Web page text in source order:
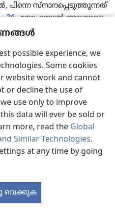
possible experience, we
Some cookies
website work and cannot
or decline the use of
use only to improve
data will ever be sold or
more, read the Global
Similar Technologies.
at any time by going
വെക്കുക
പിന്നെ സ്‌നാ​ന​പ്പെ​ടു​ത്തു​ന്നത്‌
26 യോഹ​ന്നാൻ അവരോ​ടു
സ്‌നാനപ്പെടുത്തുന്നു.
അദ്ദേഹത്തിന്റെ
ഞാൻ യോഗ്യനല്ല.”
ആളുകളെ
l ബഥാന്യ​യിൽവെ​ച്ചാണ്‌
വരുന്നതു കണ്ട്‌ യോഹ​
പാപം
കുഞ്ഞാട്‌! n 30 ഇദ്ദേഹ​
ഇങ്ങനെ പറഞ്ഞത്‌: ‘എന്റെ
മുന്നിൽ കയറിയിരിക്കുന്നു.
എന്നാൽ
സ്‌നാ​ന​പ്പെ​ടു​ത്തു​